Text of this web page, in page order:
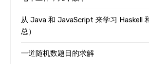
从 Java 和 JavaScript 来学习 Haskell
总）
一道随机数题目的求解